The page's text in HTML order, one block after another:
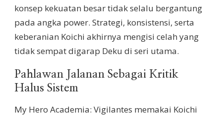
konsep kekuatan besar tidak selalu bergantung
pada angka power. Strategi, konsistensi, serta
keberanian Koichi akhirnya mengisi celah yang
tidak sempat digarap Deku di seri utama.
Pahlawan Jalanan Sebagai Kritik
Halus Sistem
My Hero Academia: Vigilantes memakai Koichi